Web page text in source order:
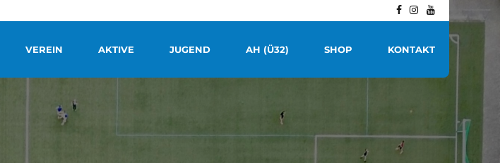
VEREIN AKTIVE JUGEND AH (Ü32) SHOP KONTAKT